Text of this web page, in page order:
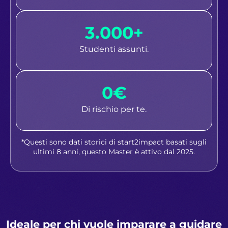
3.000+
Studenti assunti.
0€
Di rischio per te.
*Questi sono dati storici di start2impact basati sugli
ultimi 8 anni, questo Master è attivo dal 2025.
Ideale per chi vuole imparare a guidare